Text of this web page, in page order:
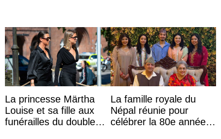
La princesse Märtha
Louise et sa fille aux
funérailles du double
La famille royale du
Népal réunie pour
célébrer la 80e année